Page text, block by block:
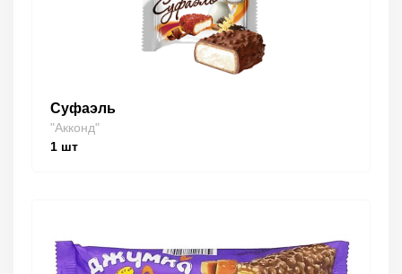
Суфаэль
"Акконд"
1 шт